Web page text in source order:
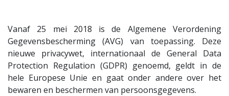
Vanaf 25 mei 2018 is de Algemene Verordening
Gegevensbescherming (AVG) van toepassing. Deze
nieuwe privacywet, internationaal de General Data
Protection Regulation (GDPR) genoemd, geldt in de
hele Europese Unie en gaat onder andere over het
bewaren en beschermen van persoonsgegevens.